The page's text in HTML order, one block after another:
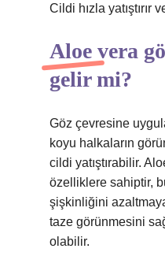
Cildi hızla yatıştırır
Aloe vera
gelir mi?
Göz çevresine
koyu halkaların
cildi yatıştırabilir.
özelliklere sahiptir,
şişkinliğini
taze görünmesini
olabilir.